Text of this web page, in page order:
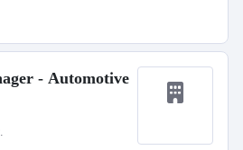
- Automotive